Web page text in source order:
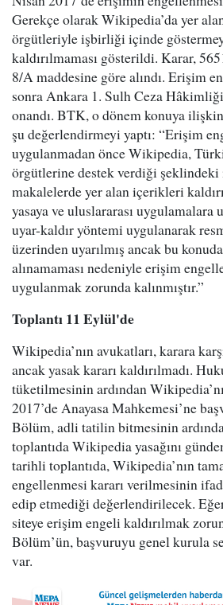
Gerekçe olarak Wikipedia’da yer
örgütleriyle işbirliği içinde
kaldırılmaması gösterildi. Karar,
8/A maddesine göre alındı. Erişim
sonra Ankara 1. Sulh Ceza
onandı. BTK, o dönem konuya ilişkin
şu değerlendirmeyi yaptı: “Erişim
uygulanmadan önce Wikipedia,
örgütlerine destek verdiği
makalelerde yer alan içerikleri
yasaya ve uluslararası uygulamalara
uyar-kaldır yöntemi uygulanarak
üzerinden uyarılmış ancak bu
alınamaması nedeniyle erişim
uygulanmak zorunda kalınmıştır.”
Toplantı 11 Eylül'de
Wikipedia’nın avukatları, karara
ancak yasak kararı kaldırılmadı.
tüketilmesinin ardından
2017’de Anayasa Mahkemesi’ne
Bölüm, adli tatilin bitmesinin
toplantıda Wikipedia yasağını
tarihli toplantıda, Wikipedia’nın
engellenmesi kararı verilmesinin
edip etmediği değerlendirilecek.
siteye erişim engeli kaldırılmak
Bölüm’ün, başvuruyu genel kurula
var.